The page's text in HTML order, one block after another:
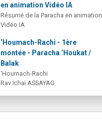
en animation Vidéo IA
Résumé de la Paracha en animation
Vidéo IA
‘Houmach-Rachi - 1ère
montée - Paracha ‘Houkat /
Balak
‘Houmach-Rachi
Rav Ichaï ASSAYAG